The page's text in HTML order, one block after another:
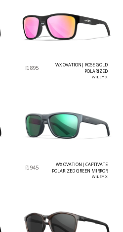
WX OVATION| ROSE GOLD
POLARIZED
₪895
WILEY X
WX OVATION| CAPTIVATE
POLARIZED GREEN MIRROR
₪945
WILEY X